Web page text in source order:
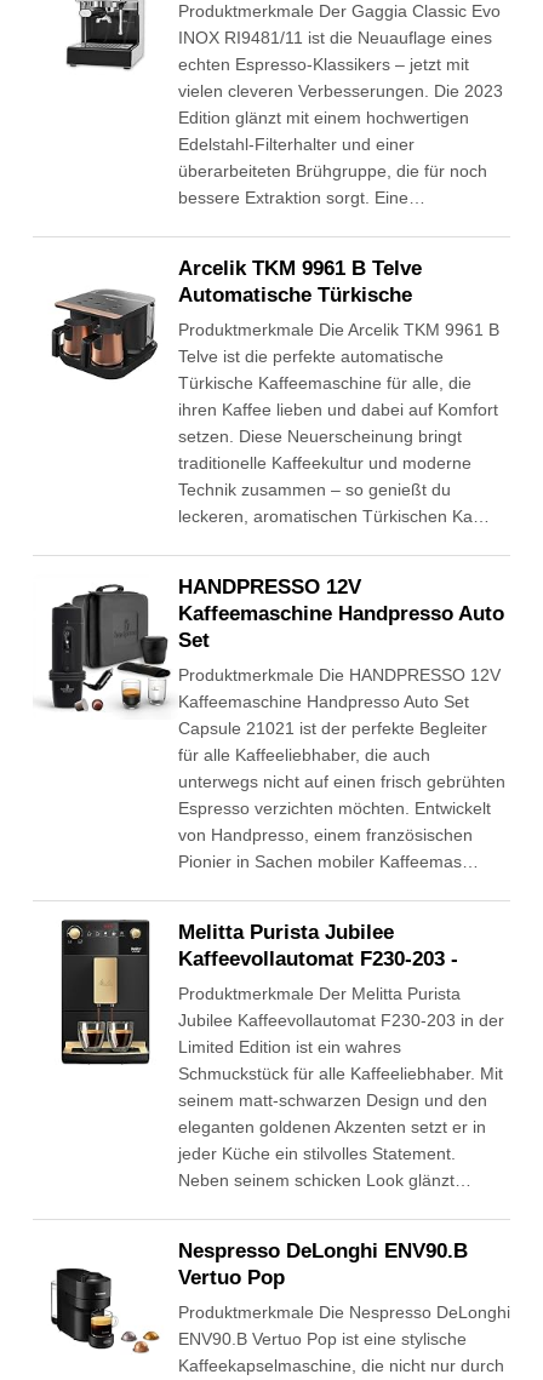
Produktmerkmale Der Gaggia Classic Evo
INOX RI9481/11 ist die Neuauflage eines
echten Espresso-Klassikers – jetzt mit
vielen cleveren Verbesserungen. Die 2023
Edition glänzt mit einem hochwertigen
Edelstahl-Filterhalter und einer
überarbeiteten Brühgruppe, die für noch
bessere Extraktion sorgt. Eine…
Arcelik TKM 9961 B Telve
Automatische Türkische
Produktmerkmale Die Arcelik TKM 9961 B
Telve ist die perfekte automatische
Türkische Kaffeemaschine für alle, die
ihren Kaffee lieben und dabei auf Komfort
setzen. Diese Neuerscheinung bringt
traditionelle Kaffeekultur und moderne
Technik zusammen – so genießt du
leckeren, aromatischen Türkischen Ka…
HANDPRESSO 12V
Kaffeemaschine Handpresso Auto
Set
Produktmerkmale Die HANDPRESSO 12V
Kaffeemaschine Handpresso Auto Set
Capsule 21021 ist der perfekte Begleiter
für alle Kaffeeliebhaber, die auch
unterwegs nicht auf einen frisch gebrühten
Espresso verzichten möchten. Entwickelt
von Handpresso, einem französischen
Pionier in Sachen mobiler Kaffeemas…
Melitta Purista Jubilee
Kaffeevollautomat F230-203 -
Produktmerkmale Der Melitta Purista
Jubilee Kaffeevollautomat F230-203 in der
Limited Edition ist ein wahres
Schmuckstück für alle Kaffeeliebhaber. Mit
seinem matt-schwarzen Design und den
eleganten goldenen Akzenten setzt er in
jeder Küche ein stilvolles Statement.
Neben seinem schicken Look glänzt…
Nespresso DeLonghi ENV90.B
Vertuo Pop
Produktmerkmale Die Nespresso DeLonghi
ENV90.B Vertuo Pop ist eine stylische
Kaffeekapselmaschine, die nicht nur durch